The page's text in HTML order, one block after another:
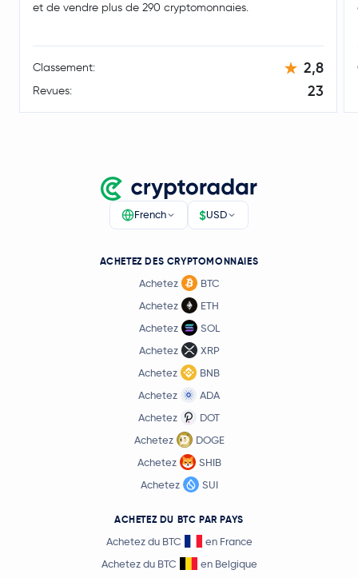
et de vendre plus de 290 cryptomonnaies.
Classement: 2,8
Revues: 23
French $USD
ACHETEZ DES CRYPTOMONNAIES
Achetez
BTC
Achetez
ETH
Achetez
SOL
Achetez
XRP
Achetez
BNB
Achetez
ADA
Achetez
DOT
Achetez
DOGE
Achetez
SHIB
Achetez
SUI
ACHETEZ DU BTC PAR PAYS
Achetez du BTC
en France
Achetez du BTC
en Belgique